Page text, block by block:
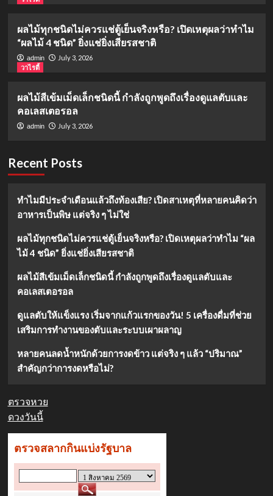
ผลไม้ทุกชนิดไม่ควรแช่ตู้เย็นจริงหรือ? เปิดเหตุผลว่าทำไม
“ผลไม้ 4 ชนิด” ยิ่งแช่ยิ่งเสียรสชาติ
admin
July 3, 2026
วาไรตี้
ผลไม้สีเข้มเม็ดเล็กชนิดนี้ กำลังถูกพูดถึงเรื่องดูแลตับและ
คอเลสเตอรอล
admin July 3, 2026
Recent Posts
ทำไมมีประจำเดือนแล้วถึงท้องเสีย? เปิดสาเหตุที่หลายคนคิดว่า
อาหารเป็นพิษ แต่จริง ๆ ไม่ใช่
ผลไม้ทุกชนิดไม่ควรแช่ตู้เย็นจริงหรือ? เปิดเหตุผลว่าทำไม “ผล
ไม้ 4 ชนิด” ยิ่งแช่ยิ่งเสียรสชาติ
ผลไม้สีเข้มเม็ดเล็กชนิดนี้ กำลังถูกพูดถึงเรื่องดูแลตับและ
คอเลสเตอรอล
ดูแลตับให้แข็งแรง เริ่มจากแก้วแรกของวัน! 5 เครื่องดื่มที่ช่วย
เสริมการทำงานของตับและระบบเผาผลาญ
หลายคนลดน้ำหนักด้วยการงดข้าว แต่จริง ๆ แล้ว “ปริมาณ”
สำคัญกว่าการงดหรือไม่?
ตรวจหวย
ดวงวันนี้